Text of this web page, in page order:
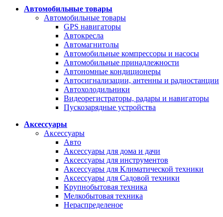
Автомобильные товары
Автомобильные товары
GPS навигаторы
Автокресла
Автомагнитолы
Автомобильные компрессоры и насосы
Автомобильные принадлежности
Автономные кондиционеры
Автосигнализации, антенны и радиостанции
Автохолодильники
Видеорегистраторы, радары и навигаторы
Пускозарядные устройства
Аксессуары
Аксессуары
Авто
Аксессуары для дома и дачи
Аксессуары для инструментов
Аксессуары для Климатической техники
Аксессуары для Садовой техники
Крупнобытовая техника
Мелкобытовая техника
Нераспределеное